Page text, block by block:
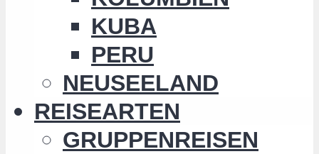
KUBA
PERU
NEUSEELAND
REISEARTEN
GRUPPENREISEN